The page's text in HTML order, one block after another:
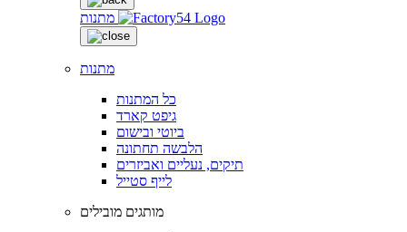
מתנות
מתנות
כל המתנות
גיפט קארד
ביוטי ובישום
הלבשה תחתונה
תיקים, נעליים ואביזרים
לייף סטייל
מותגים מובילים